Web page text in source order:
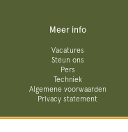
Meer info
Vacatures
Steun ons
Pers
Techniek
Algemene voorwaarden
Privacy statement